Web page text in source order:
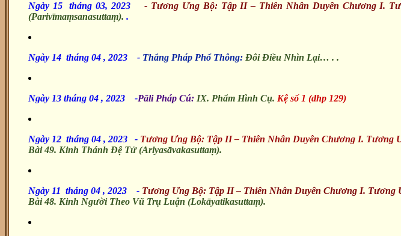
Ngày 15 tháng 03, 2023- Tương Ưng Bộ: Tập II – Thiên Nhân Duyên Chương I.
(Parivīmaṃsanasuttaṃ). .
Ngày 14 tháng 04 , 2023 - Thắng Pháp Phổ Thông: Đôi Điều Nhìn Lại… . .
Ngày 13 tháng 04 , 2023 -Pāli Pháp Cú: IX. Phẩm Hình Cụ. Kệ số 1 (dhp 129)
Ngày 12 tháng 04 , 2023 - Tương Ưng Bộ: Tập II – Thiên Nhân Duyên Chương I. Tương
Bài 49. Kinh Thánh Đệ Tử (Ariyasāvakasuttaṃ).
Ngày 11 tháng 04 , 2023 -Tương Ưng Bộ: Tập II – Thiên Nhân Duyên Chương I. Tương
Bài 48. Kinh Người Theo Vũ Trụ Luận (Lokāyatikasuttaṃ).